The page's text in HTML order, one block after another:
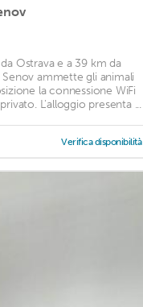
Ostrava e a 39 km da
Senov ammette gli animali
la connessione WiFi
L'alloggio presenta ...
Verifica disponibilità